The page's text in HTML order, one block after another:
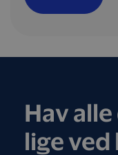
Hav
lige ved